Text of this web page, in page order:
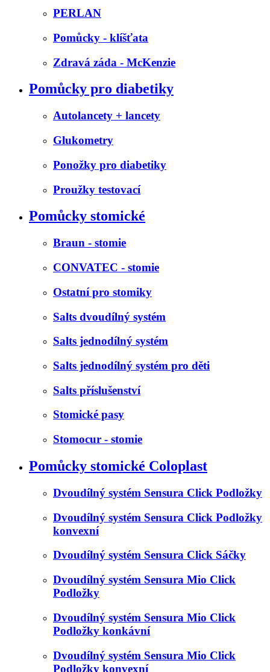
PERLAN
Pomůcky - klíšťata
Zdravá záda - McKenzie
Pomůcky pro diabetiky
Autolancety + lancety
Glukometry
Ponožky pro diabetiky
Proužky testovací
Pomůcky stomické
Braun - stomie
CONVATEC - stomie
Ostatní pro stomiky
Salts dvoudílný systém
Salts jednodílný systém
Salts jednodílný systém pro děti
Salts příslušenství
Stomické pasy
Stomocur - stomie
Pomůcky stomické Coloplast
Dvoudílný systém Sensura Click Podložky
Dvoudílný systém Sensura Click Podložky
konvexní
Dvoudílný systém Sensura Click Sáčky
Dvoudílný systém Sensura Mio Click
Podložky
Dvoudílný systém Sensura Mio Click
Podložky konkávní
Dvoudílný systém Sensura Mio Click
Podložky konvexní